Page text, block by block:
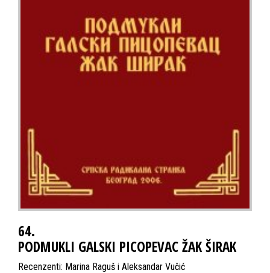
64.
PODMUKLI GALSKI PICOPEVAC ŽAK ŠIRAK
Recenzenti: Marina Raguš i Aleksandar Vučić